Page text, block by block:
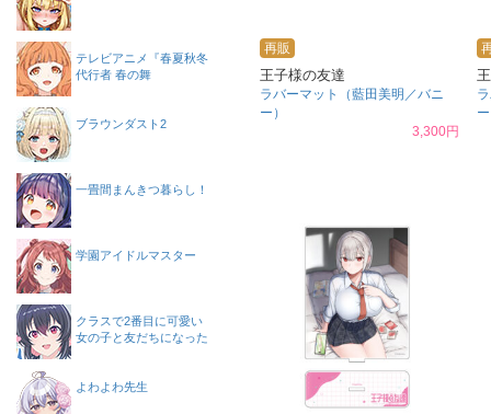
再販
王子様の友達
ラバーマット（藍田美明／バニ
ー）
3,300円
テレビアニメ『春夏秋冬
代行者 春の舞
ブラウンダスト2
一畳間まんきつ暮らし！
学園アイドルマスター
クラスで2番目に可愛い
女の子と友だちになった
よわよわ先生